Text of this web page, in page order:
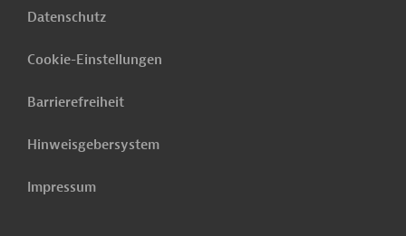
Datenschutz
Cookie-Einstellungen
Barrierefreiheit
Hinweisgebersystem
Impressum